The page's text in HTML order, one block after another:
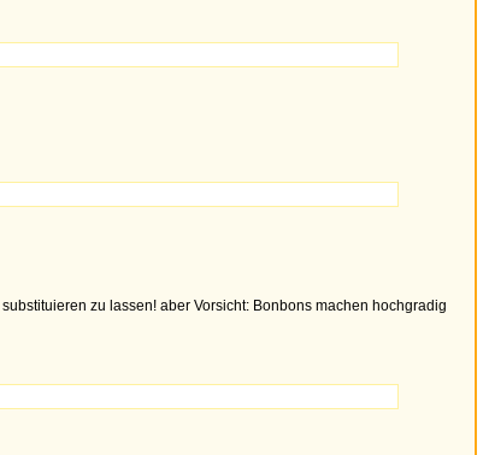
zu lassen! aber Vorsicht: Bonbons machen hochgradig